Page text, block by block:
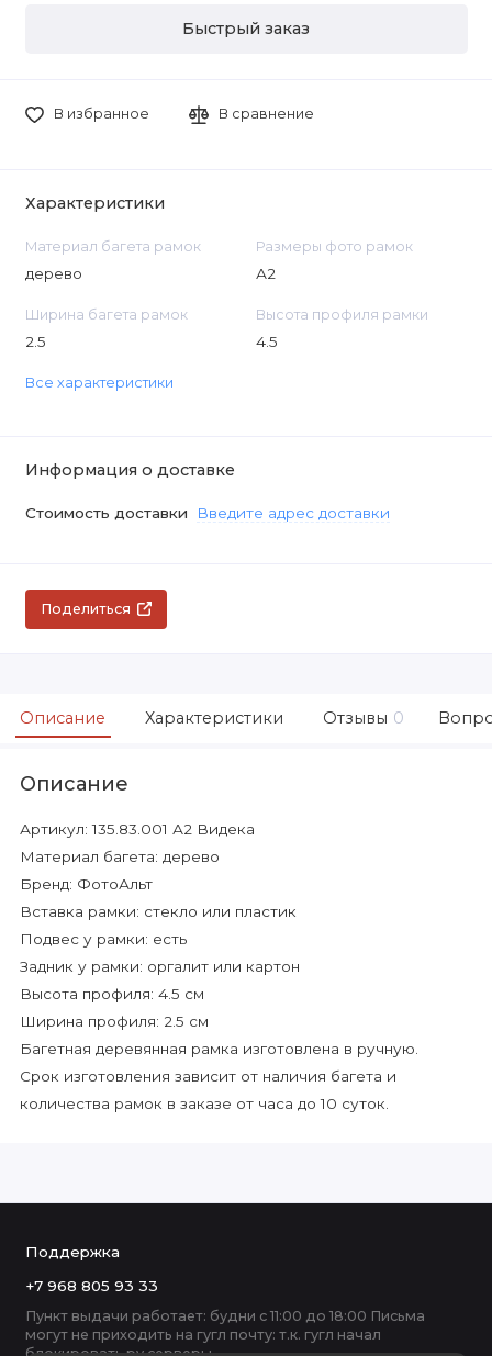
Быстрый заказ
В избранное В сравнение
Характеристики
Материал багета рамок
дерево
Размеры фото рамок
А2
Ширина багета рамок
2.5
Высота профиля рамки
4.5
Все характеристики
Информация о доставке
Стоимость доставки Введите адрес доставки
Поделиться
Описание Характеристики Отзывы 0
Описание
Артикул: 135.83.001 А2 Видека
Материал багета: дерево
Бренд: ФотоАльт
Вставка рамки: стекло или пластик
Подвес у рамки: есть
Задник у рамки: оргалит или картон
Высота профиля: 4.5 см
Ширина профиля: 2.5 см
Багетная деревянная рамка изготовлена в ручную.
Срок изготовления зависит от наличия багета и
количества рамок в заказе от часа до 10 суток.
Поддержка
+7 968 805 93 33
Пункт выдачи работает: будни с 11:00 до 18:00 Письма
могут не приходить на гугл почту: т.к. гугл начал